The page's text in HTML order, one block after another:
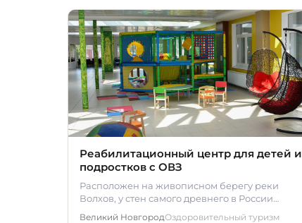
Реабилитационный центр для детей и
подростков с ОВЗ
Расположен на живописном берегу реки
Волхов, у стен самого древнего в России
Великий НовгородОздоровительный туризм